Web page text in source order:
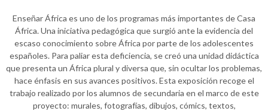
Enseñar África es uno de los programas más importantes de Casa
África. Una iniciativa pedagógica que surgió ante la evidencia del
escaso conocimiento sobre África por parte de los adolescentes
españoles. Para paliar esta deficiencia, se creó una unidad didáctica
que presenta un África plural y diversa que, sin ocultar los problemas,
hace énfasis en sus avances positivos. Esta exposición recoge el
trabajo realizado por los alumnos de secundaria en el marco de este
proyecto: murales, fotografías, dibujos, cómics, textos,